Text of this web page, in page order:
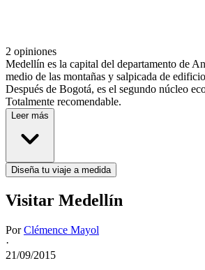
2 opiniones
Medellín es la capital del departamento de
medio de las montañas y salpicada de
Después de Bogotá, es el segundo núcleo
Totalmente recomendable.
Leer más
Diseña tu viaje a medida
Visitar Medellín
PorClémence Mayol
·
21/09/2015